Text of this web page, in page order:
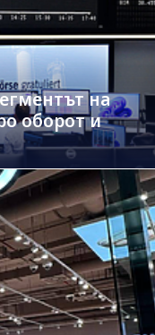
на
оборот и